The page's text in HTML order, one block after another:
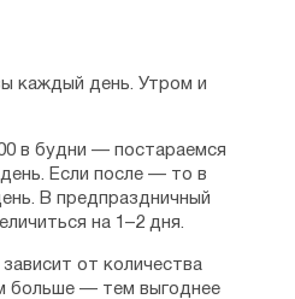
каждый день. Утром и
в будни — постараемся
Если после — то в
В предпраздничный
на 1–2 дня.
от количества
больше — тем выгоднее